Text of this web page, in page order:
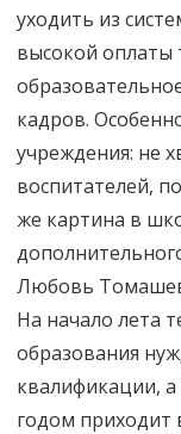
уходить из
высокой оплаты
кадров.
учреждения: не
воспитателей,
же картина в
Любовь
На начало лета
образования
квалификации,
годом приходит